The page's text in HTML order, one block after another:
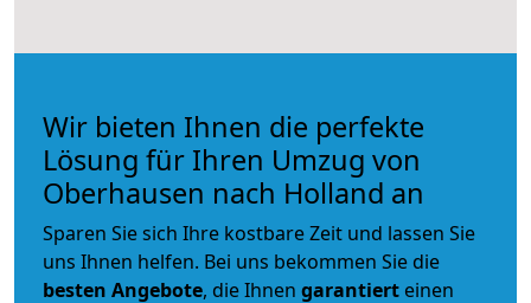
Wir bieten Ihnen die perfekte
Lösung für Ihren Umzug von
Oberhausen nach Holland an
Sparen Sie sich Ihre kostbare Zeit und lassen Sie
uns Ihnen helfen. Bei uns bekommen Sie die
besten Angebote, die Ihnen garantiert einen